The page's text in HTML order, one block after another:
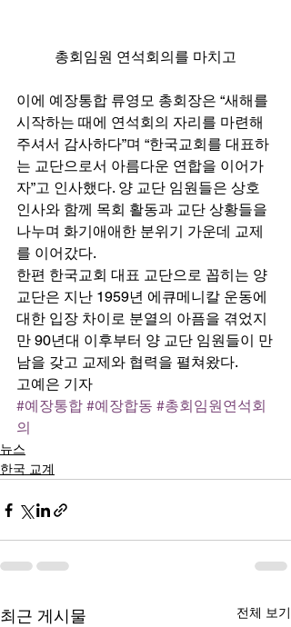
총회임원 연석회의를 마치고
이에 예장통합 류영모 총회장은 “새해를
시작하는 때에 연석회의 자리를 마련해
주셔서 감사하다”며 “한국교회를 대표하
는 교단으로서 아름다운 연합을 이어가
자”고 인사했다. 양 교단 임원들은 상호
인사와 함께 목회 활동과 교단 상황들을
나누며 화기애애한 분위기 가운데 교제
를 이어갔다.
한편 한국교회 대표 교단으로 꼽히는 양
교단은 지난 1959년 에큐메니칼 운동에
대한 입장 차이로 분열의 아픔을 겪었지
만 90년대 이후부터 양 교단 임원들이 만
남을 갖고 교제와 협력을 펼쳐왔다.
고예은 기자
#예장통합 #예장합동 #총회임원연석회
의
뉴스
한국 교계
최근 게시물 전체 보기